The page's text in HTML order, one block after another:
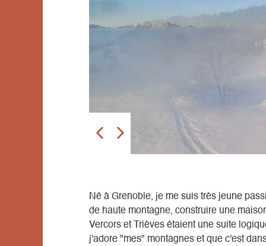
Né à Grenoble, je me suis très jeune
de haute montagne, construire une
Vercors et Trièves étaient une suite
j'adore "mes" montagnes et que c'est